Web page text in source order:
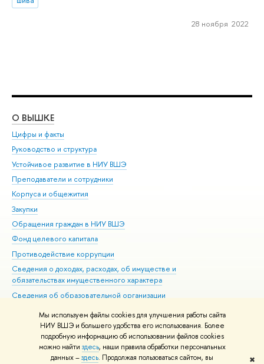
Мы используем файлы cookies для улучшения работы сайта
НИУ ВШЭ и большего удобства его использования. Более
подробную информацию об использовании файлов cookies
можно найти здесь, наши правила обработки персональных
данных –здесь. Продолжая пользоваться сайтом, вы
✖
28 ноября 2022
О ВЫШКЕ
Цифры и факты
Руководство и структура
Устойчивое развитие в НИУ ВШЭ
Преподаватели и сотрудники
Корпуса и общежития
Закупки
Обращения граждан в НИУ ВШЭ
Фонд целевого капитала
Противодействие коррупции
Сведения о доходах, расходах, об имуществе и
обязательствах имущественного характера
Сведения об образовательной организации
Людям с ограниченными возможностями здоровья
Единая платежная страница
Работа в Вышке